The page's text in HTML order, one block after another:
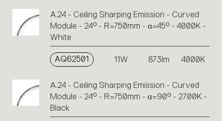
A.24 - Ceiling Sharping Emission - Curved
Module - 24° - R=750mm - α=45° - 4000K -
White
AQ62501 11W 873lm 4000K
A.24 - Ceiling Sharping Emission - Curved
Module - 24° - R=750mm - α=90° - 2700K -
Black